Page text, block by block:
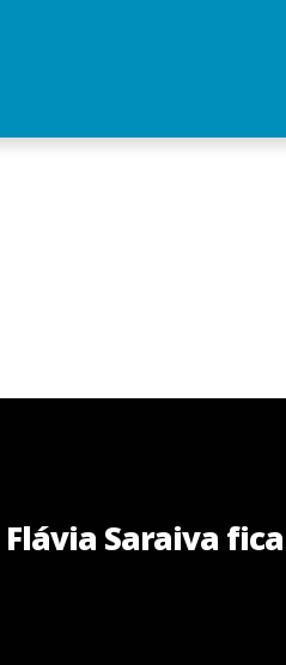
Saraiva